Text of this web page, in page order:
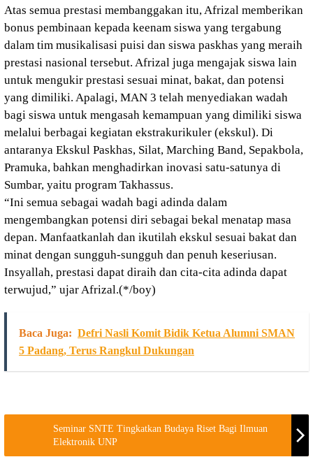
Atas semua prestasi membanggakan itu, Afrizal memberikan
bonus pembinaan kepada keenam siswa yang tergabung
dalam tim musikalisasi puisi dan siswa paskhas yang meraih
prestasi nasional tersebut. Afrizal juga mengajak siswa lain
untuk mengukir prestasi sesuai minat, bakat, dan potensi
yang dimiliki. Apalagi, MAN 3 telah menyediakan wadah
bagi siswa untuk mengasah kemampuan yang dimiliki siswa
melalui berbagai kegiatan ekstrakurikuler (ekskul). Di
antaranya Ekskul Paskhas, Silat, Marching Band, Sepakbola,
Pramuka, bahkan menghadirkan inovasi satu-satunya di
Sumbar, yaitu program Takhassus.
“Ini semua sebagai wadah bagi adinda dalam
mengembangkan potensi diri sebagai bekal menatap masa
depan. Manfaatkanlah dan ikutilah ekskul sesuai bakat dan
minat dengan sungguh-sungguh dan penuh keseriusan.
Insyallah, prestasi dapat diraih dan cita-cita adinda dapat
terwujud,” ujar Afrizal.(*/boy)
Baca Juga: Defri Nasli Komit Bidik Ketua Alumni SMAN
5 Padang, Terus Rangkul Dukungan
Seminar SNTE Tingkatkan Budaya Riset Bagi Ilmuan
Elektronik UNP